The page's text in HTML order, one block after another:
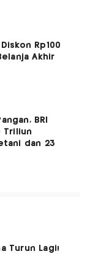
Rp100
Akhir
BRI
Triliun
dan 23
Turun Lagi!